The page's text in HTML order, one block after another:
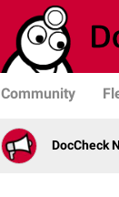
Community
DocCheck